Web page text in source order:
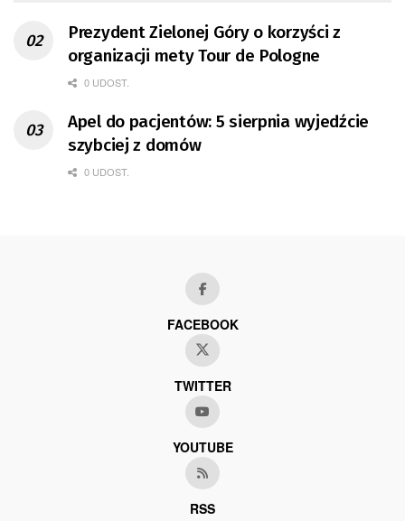
Prezydent Zielonej Góry o korzyści z
organizacji mety Tour de Pologne
0 UDOST.
Apel do pacjentów: 5 sierpnia wyjedźcie
szybciej z domów
0 UDOST.
FACEBOOK
TWITTER
YOUTUBE
RSS